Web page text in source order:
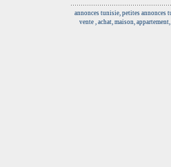
annonces tunisie, petites annonces
vente , achat, maison,